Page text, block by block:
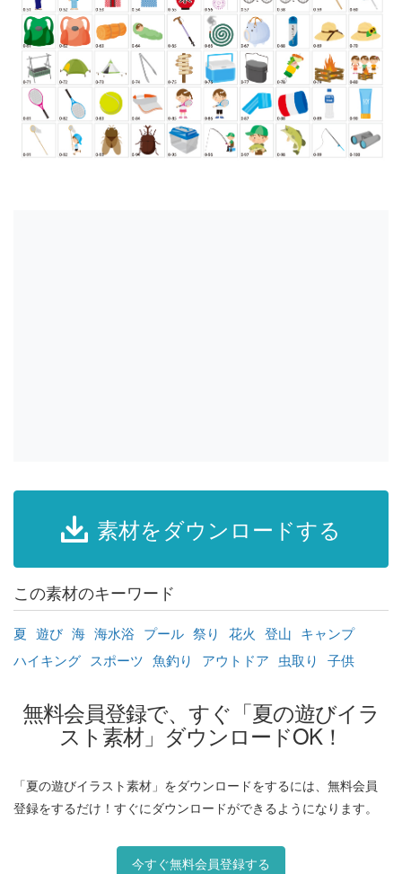
素材をダウンロードする
この素材のキーワード
夏 遊び 海 海水浴 プール 祭り 花火 登山 キャンプ
ハイキング スポーツ 魚釣り アウトドア 虫取り 子供
無料会員登録で、すぐ「夏の遊びイラ
スト素材」ダウンロードOK！
「夏の遊びイラスト素材」をダウンロードをするには、無料会員
登録をするだけ！すぐにダウンロードができるようになります。
今すぐ無料会員登録する